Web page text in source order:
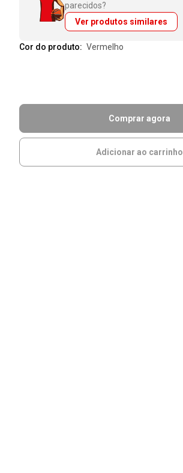
parecidos?
Ver produtos similares
Cor do produto: vermelho
Comprar agora
Adicionar ao carrinho